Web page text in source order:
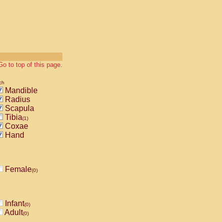
to top of this page.
Mandible
Radius
Scapula
Tibia(1)
Coxae
Hand
Female(0)
Infant(0)
Adult(0)